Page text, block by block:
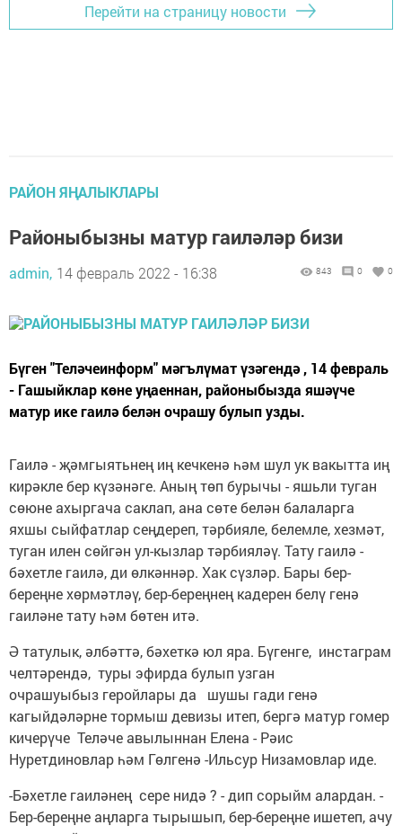
Перейти на страницу новости
РАЙОН ЯҢАЛЫКЛАРЫ
Районыбызны матур гаиләләр бизи
admin, 14 февраль 2022 - 16:38 843 0 0
Бүген "Теләчеинформ" мәгълүмат үзәгендә , 14 февраль
- Гашыйклар көне уңаеннан, районыбызда яшәүче
матур ике гаилә белән очрашу булып узды.
Гаилә - җәмгыятьнең иң кечкенә һәм шул ук вакытта иң
кирәкле бер күзәнәге. Аның төп бурычы - яшьли туган
сөюне ахыргача саклап, ана сөте белән балаларга
яхшы сыйфатлар сеңдереп, тәрбияле, белемле, хезмәт,
туган илен сөйгән ул-кызлар тәрбияләү. Тату гаилә -
бәхетле гаилә, ди өлкәннәр. Хак сүзләр. Бары бер-
береңне хөрмәтләү, бер-береңнең кадерен белү генә
гаиләне тату һәм бөтен итә.
Ә татулык, әлбәттә, бәхеткә юл яра. Бүгенге, инстаграм
челтәрендә, туры эфирда булып узган
очрашуыбыз геройлары да шушы гади генә
кагыйдәләрне тормыш девизы итеп, бергә матур гомер
кичерүче Теләче авылыннан Елена - Рәис
Нуретдиновлар һәм Гөлгенә -Ильсур Низамовлар иде.
-Бәхетле гаиләнең сере нидә ? - дип сорыйм алардан. -
Бер-береңне аңларга тырышып, бер-береңне ишетеп, ачу